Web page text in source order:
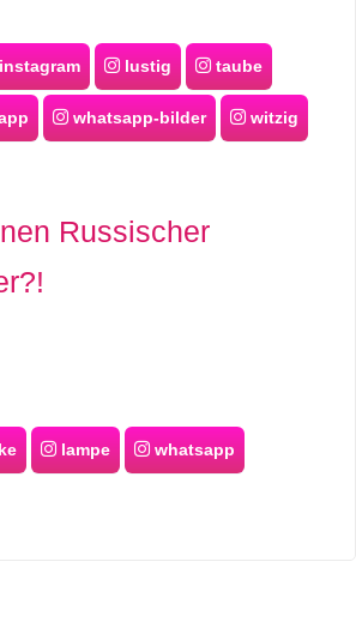
lustig taube
whatsapp-bilder witzig
Russischer
lampe whatsapp